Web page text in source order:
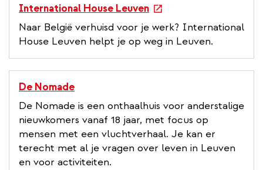
International House Leuven
e
x
t
a
l
l
i
n
k
Naar België verhuisd voor je werk? International
House Leuven helpt je op weg in Leuven.
De Nomade
De Nomade is een onthaalhuis voor anderstalige
nieuwkomers vanaf 18 jaar, met focus op
mensen met een vluchtverhaal. Je kan er
terecht met al je vragen over leven in Leuven
en voor activiteiten.